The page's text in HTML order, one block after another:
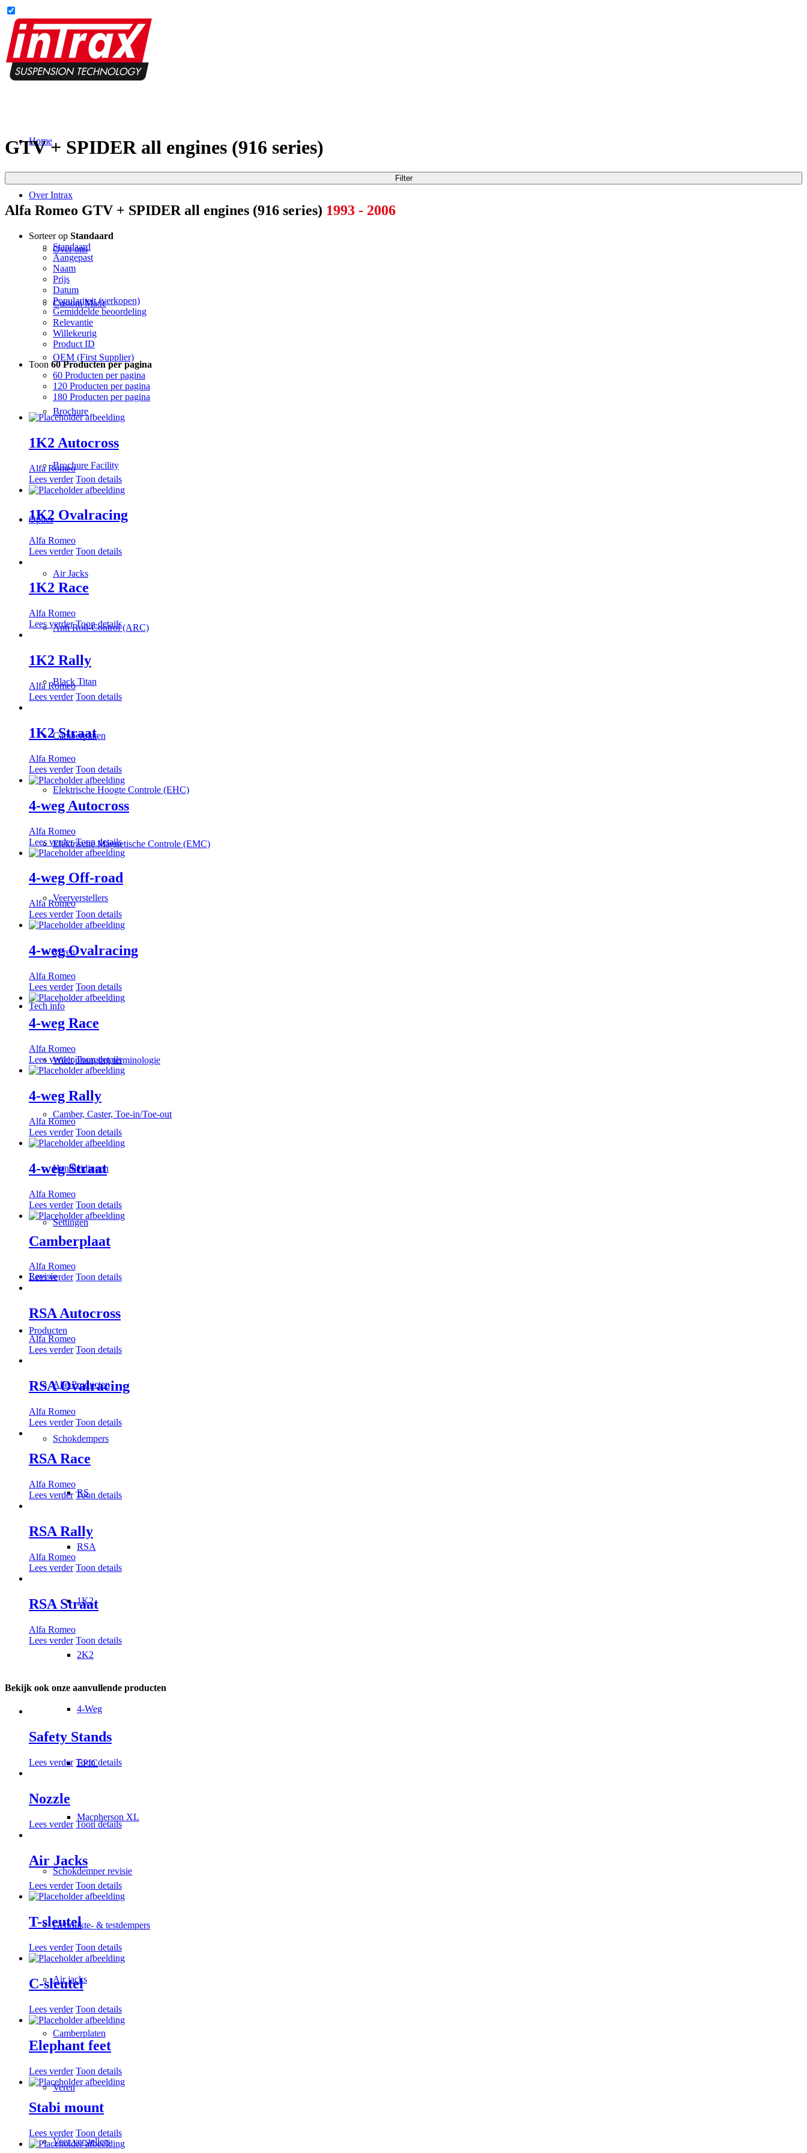
Home
Over Intrax
Over ons
Custom Made
OEM (First Supplier)
Brochure
Brochure Facility
Opties
Air Jacks
Anti Roll-Control (ARC)
Black Titan
Camberplaten
Elektrische Hoogte Controle (EHC)
Elektrische Magnetische Controle (EMC)
Veerverstellers
Veren
Tech info
Wielophanging terminologie
Camber, Caster, Toe-in/Toe-out
Handleidingen
Settingen
Revisie
Producten
Alle Producten
Schokdempers
RS
RSA
1K2
2K2
4-Weg
EPIC
Macpherson XL
Schokdemper revisie
Gebruikte- & testdempers
Air jacks
Camberplaten
Veren
Veer verstellers
GTV + SPIDER all engines (916 series)
Filter
Alfa Romeo GTV + SPIDER all engines (916 series) 1993 - 2006
Sorteer op Standaard
Standaard
Aangepast
Naam
Prijs
Datum
Populariteit (verkopen)
Gemiddelde beoordeling
Relevantie
Willekeurig
Product ID
Toon 60 Producten per pagina
60 Producten per pagina
120 Producten per pagina
180 Producten per pagina
1K2 Autocross
Alfa Romeo
Lees verder Toon details
1K2 Ovalracing
Alfa Romeo
Lees verder Toon details
1K2 Race
Alfa Romeo
Lees verder Toon details
1K2 Rally
Alfa Romeo
Lees verder Toon details
1K2 Straat
Alfa Romeo
Lees verder Toon details
4-weg Autocross
Alfa Romeo
Lees verder Toon details
4-weg Off-road
Alfa Romeo
Lees verder Toon details
4-weg Ovalracing
Alfa Romeo
Lees verder Toon details
4-weg Race
Alfa Romeo
Lees verder Toon details
4-weg Rally
Alfa Romeo
Lees verder Toon details
4-weg Straat
Alfa Romeo
Lees verder Toon details
Camberplaat
Alfa Romeo
Lees verder Toon details
RSA Autocross
Alfa Romeo
Lees verder Toon details
RSA Ovalracing
Alfa Romeo
Lees verder Toon details
RSA Race
Alfa Romeo
Lees verder Toon details
RSA Rally
Alfa Romeo
Lees verder Toon details
RSA Straat
Alfa Romeo
Lees verder Toon details
Bekijk ook onze aanvullende producten
Safety Stands
Lees verder Toon details
Nozzle
Lees verder Toon details
Air Jacks
Lees verder Toon details
T-sleutel
Lees verder Toon details
C-sleutel
Lees verder Toon details
Elephant feet
Lees verder Toon details
Stabi mount
Lees verder Toon details